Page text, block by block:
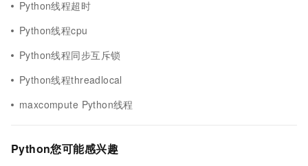
Python线程超时
Python线程cpu
Python线程同步互斥锁
Python线程threadlocal
maxcompute Python线程
Python您可能感兴趣